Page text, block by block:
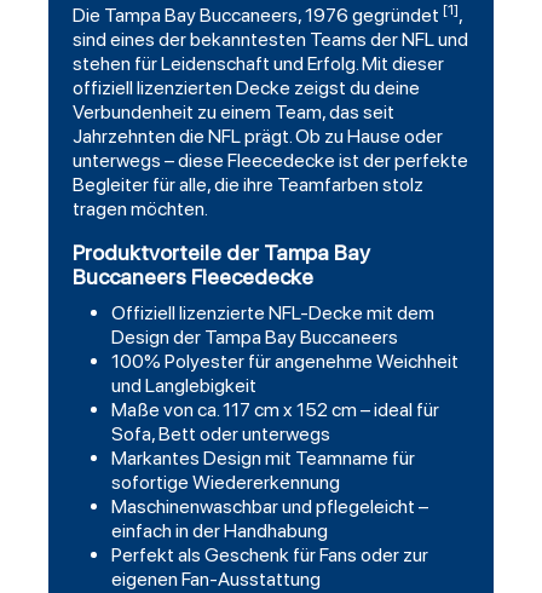
Die Tampa Bay Buccaneers, 1976 gegründet [1],
sind eines der bekanntesten Teams der NFL und
stehen für Leidenschaft und Erfolg. Mit dieser
offiziell lizenzierten Decke zeigst du deine
Verbundenheit zu einem Team, das seit
Jahrzehnten die NFL prägt. Ob zu Hause oder
unterwegs – diese Fleecedecke ist der perfekte
Begleiter für alle, die ihre Teamfarben stolz
tragen möchten.
Produktvorteile der Tampa Bay
Buccaneers Fleecedecke
Offiziell lizenzierte NFL-Decke mit dem
Design der Tampa Bay Buccaneers
100% Polyester für angenehme Weichheit
und Langlebigkeit
Maße von ca. 117 cm x 152 cm – ideal für
Sofa, Bett oder unterwegs
Markantes Design mit Teamname für
sofortige Wiedererkennung
Maschinenwaschbar und pflegeleicht –
einfach in der Handhabung
Perfekt als Geschenk für Fans oder zur
eigenen Fan-Ausstattung